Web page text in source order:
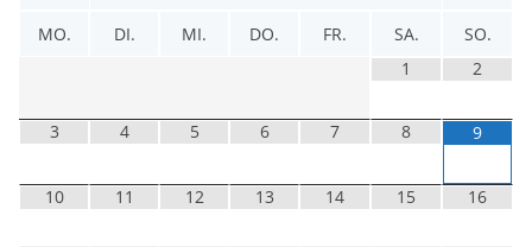
MO. DI. MI. DO. FR. SA.
SO.
1
2
3 4 5 6 7 8 9
10 11 12 13 14 15 16